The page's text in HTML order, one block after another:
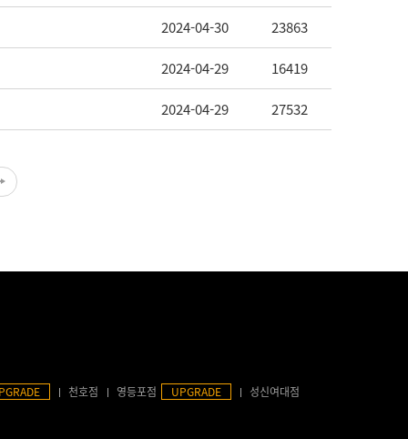
2024-04-30 23863
2024-04-29 16419
2024-04-29 27532
천호점 영등포점 UPGRADE 성신여대점